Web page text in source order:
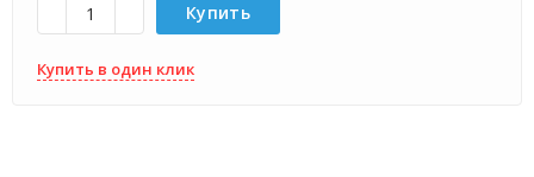
Купить
Купить в один клик